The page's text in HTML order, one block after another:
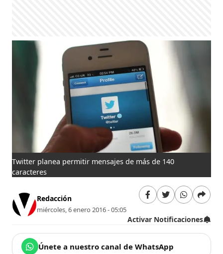
Twitter planea permitir mensajes de más de 140
caracteres
Redacción
miércoles, 6 enero 2016 - 05:05
Activar Notificaciones
Únete a nuestro canal de WhatsApp